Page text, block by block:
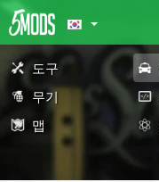
도구
무기
맵